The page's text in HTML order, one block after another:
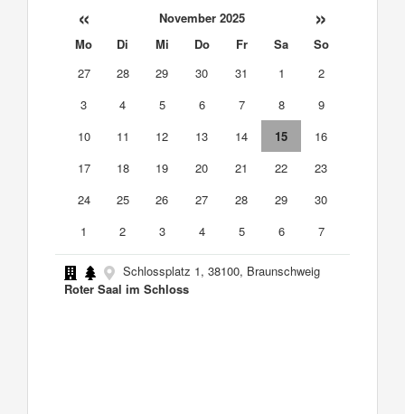
« November 2025 »
Mo Di Mi Do Fr Sa
So
27
28 29 30 31 1
2
3
4 5 6 7 8
9
10
11 12 13 14 15
16
17
18 19 20 21 22
23
24
25 26 27 28 29
30
1
2 3 4 5 6 7
Schlossplatz 1, 38100, Braunschweig
Roter Saal im Schloss